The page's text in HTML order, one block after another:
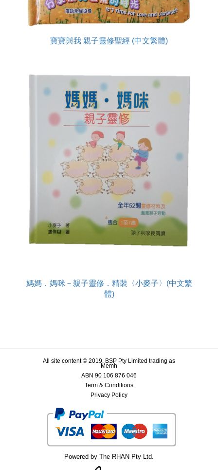
寶寶與我 親子靈修聖經 (中文繁體)
媽媽．媽咪－親子靈修．精裝〈小麥子〉(中文繁
體)
All site content © 2019, BSP Pty Limited trading as
Memh
ABN 90 106 876 046
Term & Conditions
Privacy Policy
Powered by The RHAN Pty Ltd.